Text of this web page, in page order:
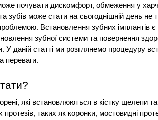
почувати дискомфорт, обмеження у
може стати на сьогоднішній день не
Встановлення зубних імплантів
зубної системи та повернення
У даній статті ми розглянемо процедуру
переваги.
які встановлюються в кістку щелепи
таких як коронки, мостовидні